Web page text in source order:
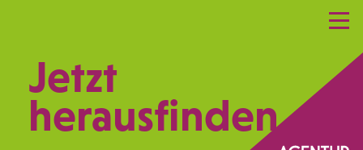
Praxismarketing
Kontakt
Jetzt
herausfinden.